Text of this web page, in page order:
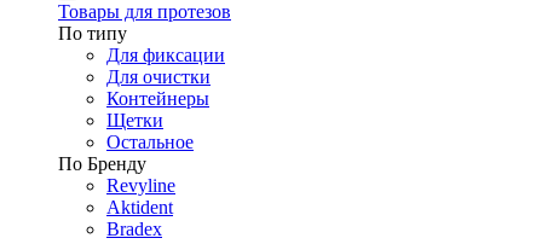
Товары для протезов
По типу
Для фиксации
Для очистки
Контейнеры
Щетки
Остальное
По Бренду
Revyline
Aktident
Bradex